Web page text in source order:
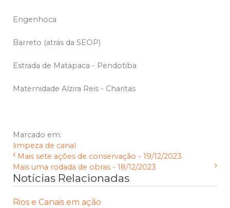
Engenhoca
Barreto (atrás da SEOP)
Estrada de Matapaca - Pendotiba
Maternidade Alzira Reis - Charitas
Marcado em:
limpeza de canal
Mais sete ações de conservação - 19/12/2023
Mais uma rodada de obras - 18/12/2023
Notícias Relacionadas
Rios e Canais em ação